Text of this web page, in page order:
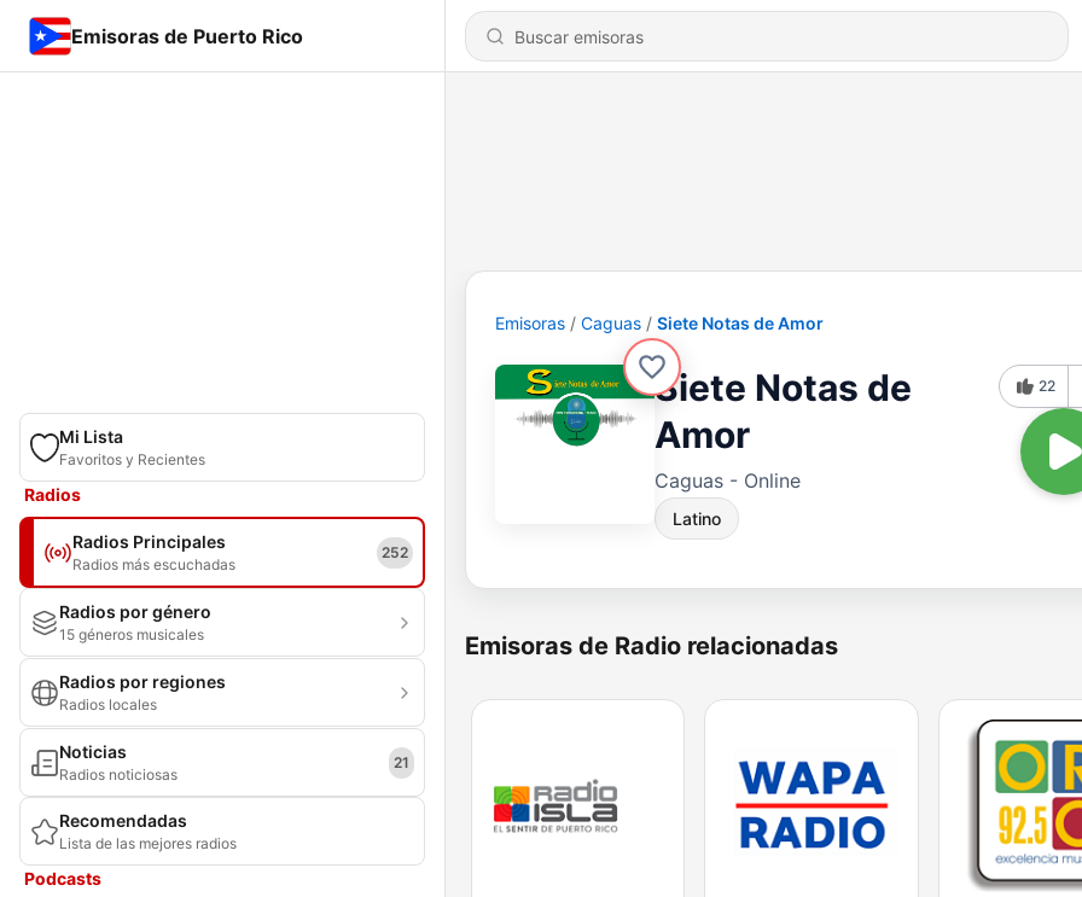
Emisoras de Puerto Rico
Mi Lista
Favoritos y Recientes
Radios
Radios Principales
Radios más escuchadas
252
Radios por género
15 géneros musicales
Radios por regiones
Radios locales
Noticias
Radios noticiosas
21
Recomendadas
Lista de las mejores radios
Podcasts
Emisoras Caguas Siete Notas de Amor
Siete Notas de
Amor
Caguas - Online
Latino
22
Emisoras de Radio relacionadas